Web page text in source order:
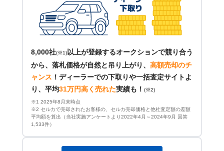
8,000社(※1) 以上が登録するオークションで競り合う
から、落札価格が自然と吊り上がり、 高額売却のチ
ャンス ！ ディーラーでの下取りや一括査定サイトよ
り、平均31万円高く売れた実績も！ (※2)
※1 2025年8月末時点
※2 セルカで売却されたお客様の、セルカ売却価格と他社査定額の差額
平均額を算出（当社実施アンケートより2022年4月～2024年9月 回答
1,533件）